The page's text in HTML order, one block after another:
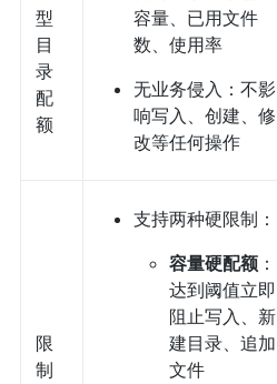
型
目
录
配
额
容量、已用文件
数、使用率
无业务侵入：不影
响写入、创建、修
改等任何操作
限
制
支持两种硬限制：
容量硬配额：
达到阈值立即
阻止写入、新
建目录、追加
文件